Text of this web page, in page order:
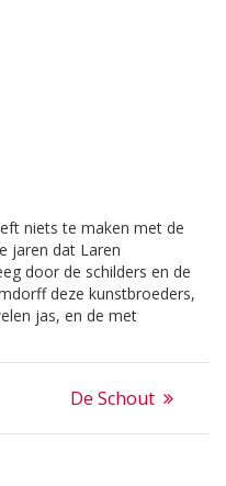
niets te maken met de
jaren dat Laren
door de schilders en de
deze kunstbroeders,
jas, en de met
met de flambard,
Next
De Schout